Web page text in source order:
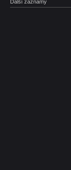
Další záznamy